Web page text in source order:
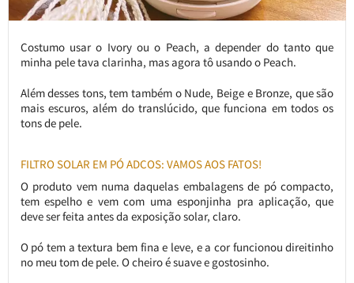
Costumo usar o Ivory ou o Peach, a depender do tanto que
minha pele tava clarinha, mas agora tô usando o Peach.
Além desses tons, tem também o Nude, Beige e Bronze, que são
mais escuros, além do translúcido, que funciona em todos os
tons de pele.
FILTRO SOLAR EM PÓ ADCOS: VAMOS AOS FATOS!
O produto vem numa daquelas embalagens de pó compacto,
tem espelho e vem com uma esponjinha pra aplicação, que
deve ser feita antes da exposição solar, claro.
O pó tem a textura bem fina e leve, e a cor funcionou direitinho
no meu tom de pele. O cheiro é suave e gostosinho.